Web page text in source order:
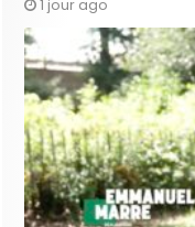
1 jour ago